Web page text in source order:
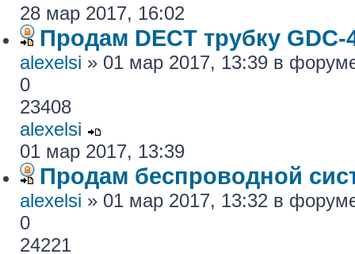
28 мар 2017, 16:02
Продам DECT трубку GDC-
alexelsi » 01 мар 2017, 13:39 в
0
23408
alexelsi
01 мар 2017, 13:39
Продам беспроводной
alexelsi » 01 мар 2017, 13:32 в
0
24221